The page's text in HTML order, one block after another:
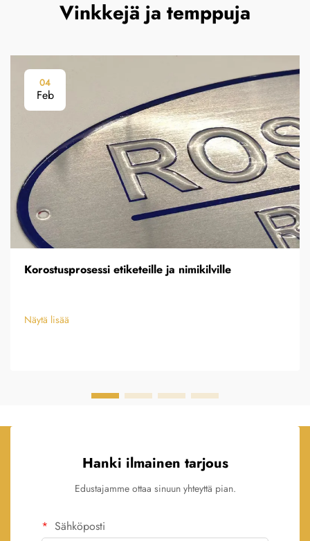
Vinkkejä ja temppuja
04
Feb
Korostusprosessi etiketeille ja nimikilville
Näytä lisää
Hanki ilmainen tarjous
Edustajamme ottaa sinuun yhteyttä pian.
Sähköposti